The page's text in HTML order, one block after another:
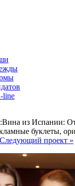
line
Вина из Испании:
буклеты,
Следующий проект »